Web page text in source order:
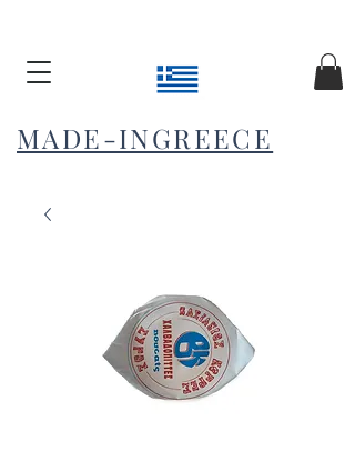
MADE-INGREECE